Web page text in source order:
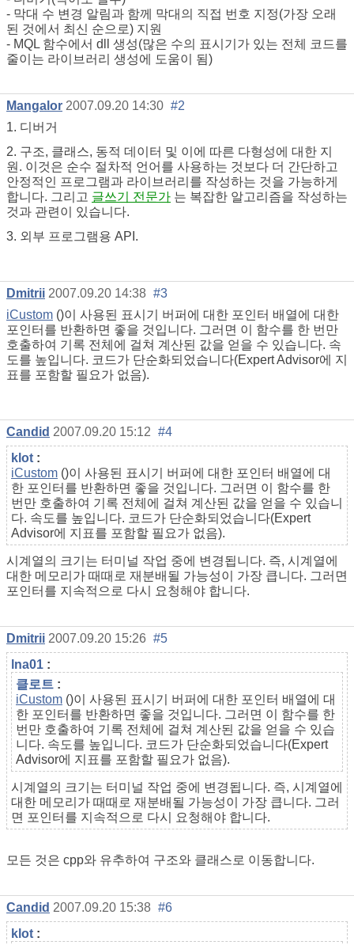
- 막대 수 변경 알림과 함께 막대의 직접 번호 지정(가장 오래
된 것에서 최신 순으로) 지원
- MQL 함수에서 dll 생성(많은 수의 표시기가 있는 전체 코드를
줄이는 라이브러리 생성에 도움이 됨)
Mangalor 2007.09.20 14:30 #2
1. 디버거
2. 구조, 클래스, 동적 데이터 및 이에 따른 다형성에 대한 지
원. 이것은 순수 절차적 언어를 사용하는 것보다 더 간단하고
안정적인 프로그램과 라이브러리를 작성하는 것을 가능하게
합니다. 그리고 글쓰기 전문가 는 복잡한 알고리즘을 작성하는
것과 관련이 있습니다.
3. 외부 프로그램용 API.
Dmitrii 2007.09.20 14:38 #3
iCustom ()이 사용된 표시기 버퍼에 대한 포인터 배열에 대한
포인터를 반환하면 좋을 것입니다. 그러면 이 함수를 한 번만
호출하여 기록 전체에 걸쳐 계산된 값을 얻을 수 있습니다. 속
도를 높입니다. 코드가 단순화되었습니다(Expert Advisor에 지
표를 포함할 필요가 없음).
Candid 2007.09.20 15:12 #4
klot :
iCustom ()이 사용된 표시기 버퍼에 대한 포인터 배열에 대
한 포인터를 반환하면 좋을 것입니다. 그러면 이 함수를 한
번만 호출하여 기록 전체에 걸쳐 계산된 값을 얻을 수 있습니
다. 속도를 높입니다. 코드가 단순화되었습니다(Expert
Advisor에 지표를 포함할 필요가 없음).
시계열의 크기는 터미널 작업 중에 변경됩니다. 즉, 시계열에
대한 메모리가 때때로 재분배될 가능성이 가장 큽니다. 그러면
포인터를 지속적으로 다시 요청해야 합니다.
Dmitrii 2007.09.20 15:26 #5
lna01 :
클로트 :
iCustom ()이 사용된 표시기 버퍼에 대한 포인터 배열에 대
한 포인터를 반환하면 좋을 것입니다. 그러면 이 함수를 한
번만 호출하여 기록 전체에 걸쳐 계산된 값을 얻을 수 있습
니다. 속도를 높입니다. 코드가 단순화되었습니다(Expert
Advisor에 지표를 포함할 필요가 없음).
시계열의 크기는 터미널 작업 중에 변경됩니다. 즉, 시계열에
대한 메모리가 때때로 재분배될 가능성이 가장 큽니다. 그러
면 포인터를 지속적으로 다시 요청해야 합니다.
모든 것은 cpp와 유추하여 구조와 클래스로 이동합니다.
Candid 2007.09.20 15:38 #6
klot :